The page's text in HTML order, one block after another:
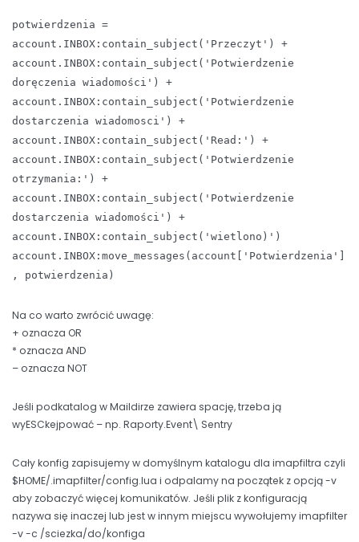
potwierdzenia =
account.INBOX:contain_subject('Przeczyt') +
account.INBOX:contain_subject('Potwierdzenie
doręczenia wiadomości') +
account.INBOX:contain_subject('Potwierdzenie
dostarczenia wiadomosci') +
account.INBOX:contain_subject('Read:') +
account.INBOX:contain_subject('Potwierdzenie
otrzymania:') +
account.INBOX:contain_subject('Potwierdzenie
dostarczenia wiadomości') +
account.INBOX:contain_subject('wietlono)')
account.INBOX:move_messages(account['Potwierdzenia']
, potwierdzenia)
Na co warto zwrócić uwagę:
+ oznacza OR
* oznacza AND
– oznacza NOT
Jeśli podkatalog w Maildirze zawiera spację, trzeba ją
wyESCkejpować – np. Raporty.Event\ Sentry
Cały konfig zapisujemy w domyślnym katalogu dla imapfiltra czyli
$HOME/.imapfilter/config.lua i odpalamy na początek z opcją -v
aby zobaczyć więcej komunikatów. Jeśli plik z konfiguracją
nazywa się inaczej lub jest w innym miejscu wywołujemy imapfilter
-v -c /sciezka/do/konfiga